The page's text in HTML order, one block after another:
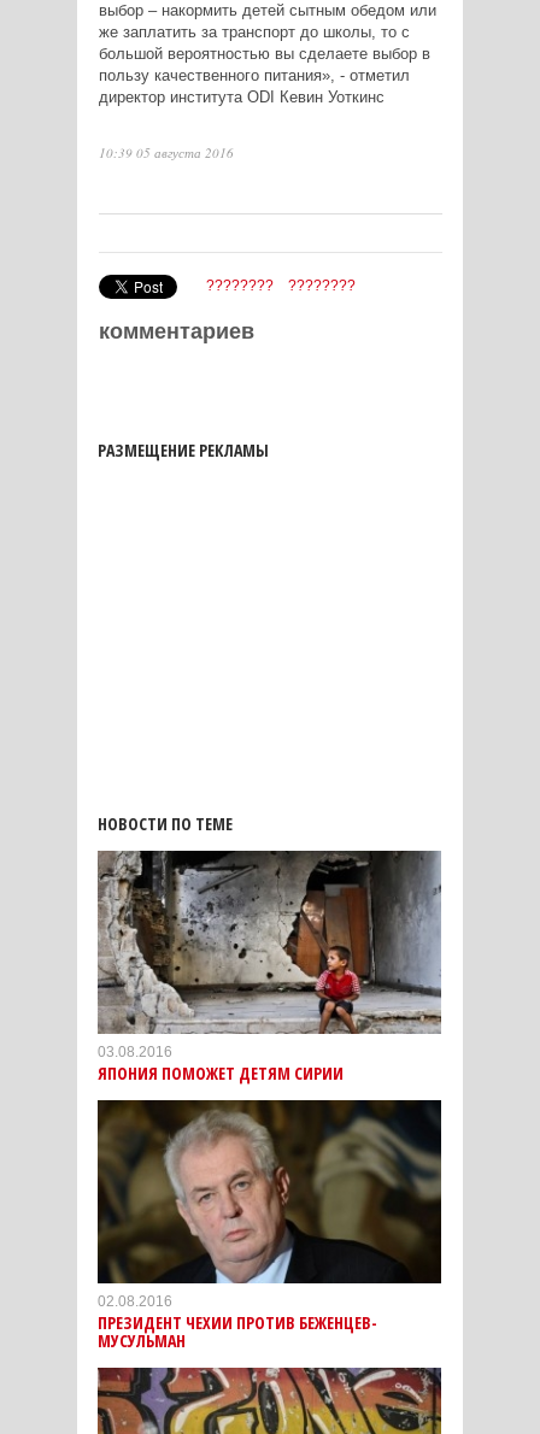
выбор – накормить детей сытным обедом или
же заплатить за транспорт до школы, то с
большой вероятностью вы сделаете выбор в
пользу качественного питания», - отметил
директор института ODI Кевин Уоткинс
10:39 05 августа 2016
???????? ????????
комментариев
РАЗМЕЩЕНИЕ РЕКЛАМЫ
НОВОСТИ ПО ТЕМЕ
03.08.2016
ЯПОНИЯ ПОМОЖЕТ ДЕТЯМ СИРИИ
02.08.2016
ПРЕЗИДЕНТ ЧЕХИИ ПРОТИВ БЕЖЕНЦЕВ-
МУСУЛЬМАН